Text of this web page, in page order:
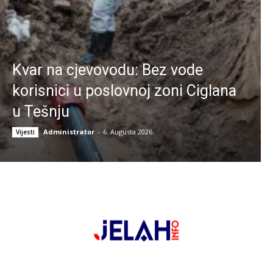
Kvar na cjevovodu: Bez vode
korisnici u poslovnoj zoni Ciglana
u Tešnju
Vijesti Administrator - 6. Augusta 2026.